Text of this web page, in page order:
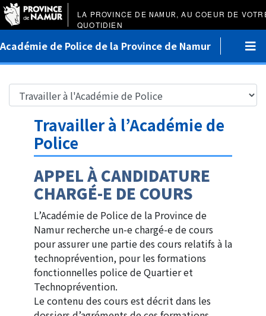
LA PROVINCE DE NAMUR, AU COEUR DE
QUOTIDIEN
Académie de Police de la Province de Namur
Travailler à l’Académie de
Police
APPEL À CANDIDATURE
CHARGÉ-E DE COURS
L’Académie de Police de la Province de
Namur recherche un-e chargé-e de cours
pour assurer une partie des cours relatifs à la
technoprévention, pour les formations
fonctionnelles police de Quartier et
Technoprévention.
Le contenu des cours est décrit dans les